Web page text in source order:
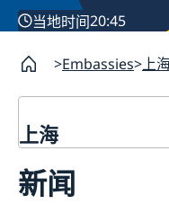
当地时间20:45
Embassies 上
上海
签证和居留许可
签证申请
瑞典护照
新闻